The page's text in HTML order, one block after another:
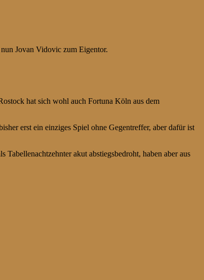
Jovan Vidovic zum Eigentor.
hat sich wohl auch Fortuna Köln aus dem
erst ein einziges Spiel ohne Gegentreffer, aber dafür ist
akut abstiegsbedroht, haben aber aus